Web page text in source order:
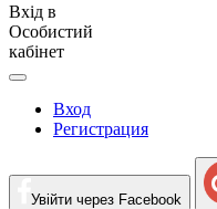
Вхід в
Особистий
кабінет
Вход
Регистрация
Увійти через Facebook